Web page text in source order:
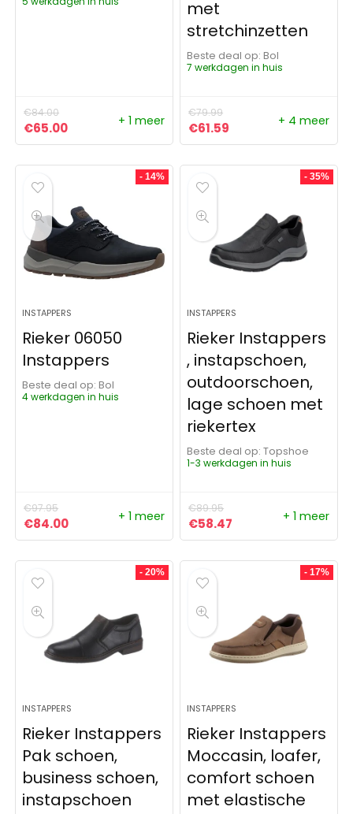
€84.00
Oorspronkelijke prijs was: €84.00.
€65.00Huidige prijs is: €65.00.
+ 1 meer
met
stretchinzetten
Beste deal op:
Bol
7 werkdagen in huis
€79.99
Oorspronkelijke prijs was:
€61.59 Huidige prijs is:
+ 4 meer
- 14%
INSTAPPERS
Rieker 06050
Instappers
Beste deal op:
Bol
4 werkdagen in huis
€97.95
Oorspronkelijke prijs was: €97.95.
€84.00Huidige prijs is: €84.00.
+ 1 meer
- 35%
INSTAPPERS
Rieker Instappers
, instapschoen,
outdoorschoen,
lage schoen met
riekertex
Beste deal op:
Topshoe
1-3 werkdagen in huis
€89.95
Oorspronkelijke prijs
€58.47 Huidige prijs is:
+ 1 meer
- 20%
INSTAPPERS
Rieker Instappers
Pak schoen,
business schoen,
instapschoen
- 17%
INSTAPPERS
Rieker Instappers
Moccasin, loafer,
comfort schoen
met elastische